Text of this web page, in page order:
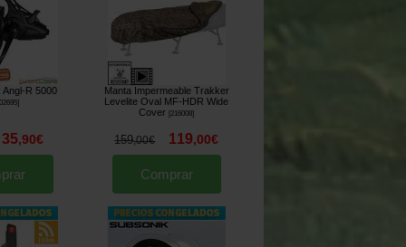
Angl-R 5000
]
35,90€
Manta Impermeable Trakker
Levelite Oval MF-HDR Wide
Cover [216008]
159,00€ 119,00€
Comprar